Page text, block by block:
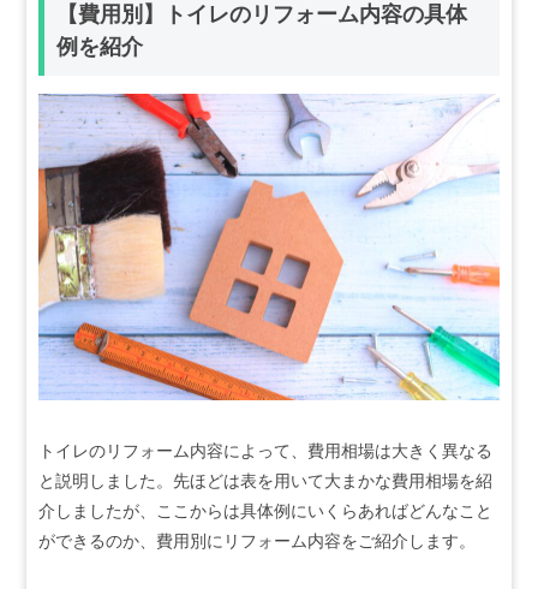
【費用別】トイレのリフォーム内容の具体
例を紹介
トイレのリフォーム内容によって、費用相場は大きく異なる
と説明しました。先ほどは表を用いて大まかな費用相場を紹
介しましたが、ここからは具体例にいくらあればどんなこと
ができるのか、費用別にリフォーム内容をご紹介します。